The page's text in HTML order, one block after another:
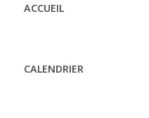
ACCUEIL
CALENDRIER